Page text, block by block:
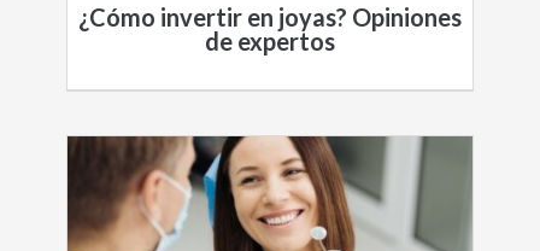
¿Cómo invertir en joyas? Opiniones
de expertos